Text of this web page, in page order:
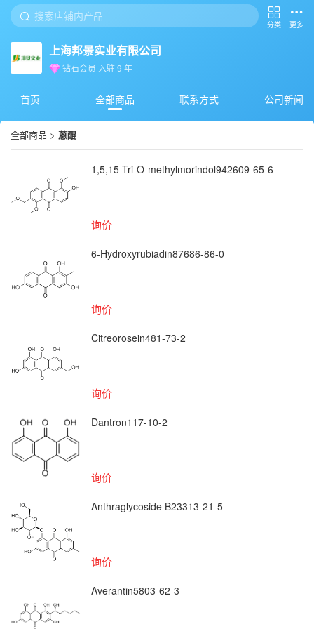
分类 更多
上海邦景实业有限公司
钻石会员 入驻9 年
首页 全部商品 联系方式 公司新闻
全部商品 > 蒽醌
1,5,15-Tri-O-methylmorindol942609-65-6
询价
6-Hydroxyrubiadin87686-86-0
询价
Citreorosein481-73-2
询价
Dantron117-10-2
询价
Anthraglycoside B23313-21-5
询价
Averantin5803-62-3